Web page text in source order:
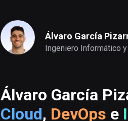
Álvaro García
Ingeniero Informático
Álvaro García
Cloud, DevOps e